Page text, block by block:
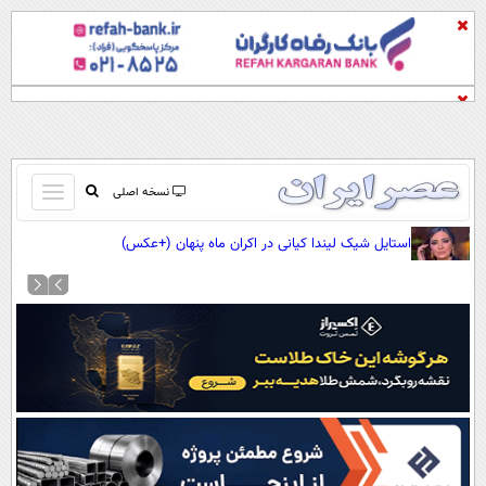
نسخه اصلی
باز
و
کردن
منو
صفحه اول
نظرسنجی
آب و هوا
سواد زندگی
استایل شیک لیندا کیانی در اکران ماه پنهان (+عکس)